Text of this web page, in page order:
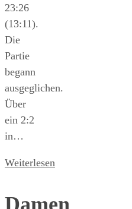
23:26
(13:11).
Die
Partie
begann
ausgeglichen.
Über
ein 2:2
in…
Weiterlesen